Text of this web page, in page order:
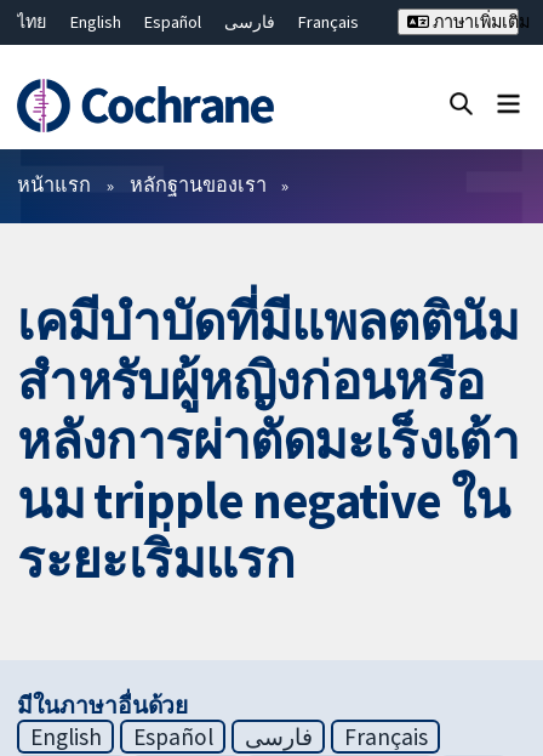
ไทย English Español فارسی
Français
Bahasa Malaysia
繁體中文 简体中文
ภาษาเพิ่มเติม
ตัวกรอง
หน้าแรก หลักฐานของเรา
เคมีบำบัดที่มีแพลตตินัม
สำหรับผู้หญิงก่อนหรือ
หลังการผ่าตัดมะเร็งเต้า
นม tripple negative ใน
ระยะเริ่มแรก
มีในภาษาอื่นด้วย
English
Español فارسی
Français